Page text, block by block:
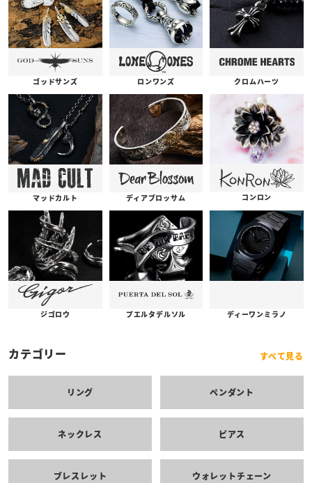
ゴッドサンズ ロンワンズ クロムハーツ
マッドカルト ディアブロッサム コンロン
ジゴロウ プエルタデルソル ディーワンミラノ
カテゴリー すべて見る
リング ペンダント
ネックレス ピアス
ブレスレット ウォレットチェーン